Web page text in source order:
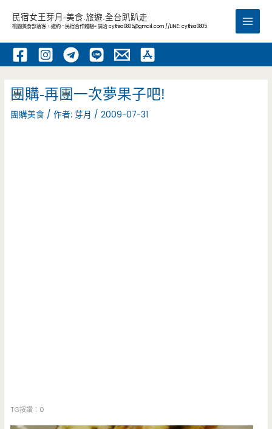
內
民宿女王芽月-美食.旅遊.全台趴趴走
桃園美食部落客，邀約 -民宿合作體驗~ 請洽cythia0805@gmail.com //LINE: cythia0805
Main
團購-再團一次夢果子吧!
團購美食 / 作者:芽月 /2009-07-31
TG按讚：0